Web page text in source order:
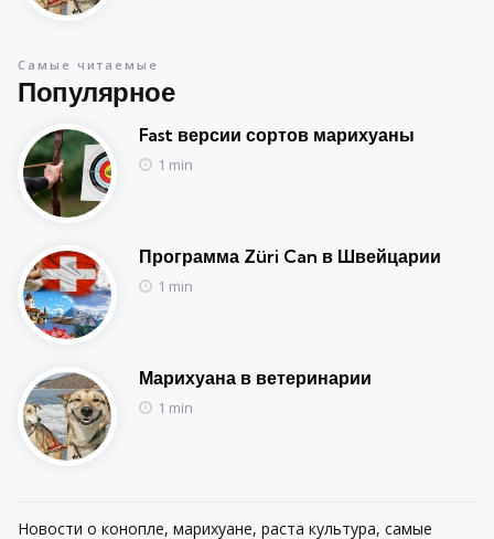
Популярное
Самые читаемые
Fast версии сортов марихуаны
1 min
Программа Züri Can в Швейцарии
1 min
Марихуана в ветеринарии
1 min
Новости о конопле, марихуане, раста культура, самые